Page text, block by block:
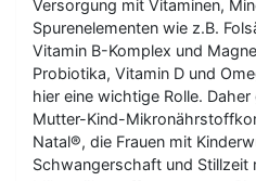
Versorgung mit Vitaminen,
Spurenelementen wie z.B.
Vitamin B-Komplex und
Probiotika, Vitamin D und
hier eine wichtige Rolle.
Mutter-Kind-
Natal®, die Frauen mit
Schwangerschaft und Stillzeit